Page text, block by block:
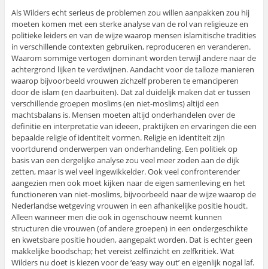
Als Wilders echt serieus de problemen zou willen aanpakken zou hij
moeten komen met een sterke analyse van de rol van religieuze en
politieke leiders en van de wijze waarop mensen islamitische tradities
in verschillende contexten gebruiken, reproduceren en veranderen.
Waarom sommige vertogen dominant worden terwijl andere naar de
achtergrond lijken te verdwijnen. Aandacht voor de talloze manieren
waarop bijvoorbeeld vrouwen zichzelf proberen te emanciperen
door de islam (en daarbuiten). Dat zal duidelijk maken dat er tussen
verschillende groepen moslims (en niet-moslims) altijd een
machtsbalans is. Mensen moeten altijd onderhandelen over de
definitie en interpretatie van ideeen, praktijken en ervaringen die een
bepaalde religie of identiteit vormen. Religie en identiteit zijn
voortdurend onderwerpen van onderhandeling. Een politiek op
basis van een dergelijke analyse zou veel meer zoden aan de dijk
zetten, maar is wel veel ingewikkelder. Ook veel confronterender
aangezien men ook moet kijken naar de eigen samenleving en het
functioneren van niet-moslims, bijvoorbeeld naar de wijze waarop de
Nederlandse wetgeving vrouwen in een afhankelijke positie houdt.
Alleen wanneer men die ook in ogenschouw neemt kunnen
structuren die vrouwen (of andere groepen) in een ondergeschikte
en kwetsbare positie houden, aangepakt worden. Dat is echter geen
makkelijke boodschap; het vereist zelfinzicht en zelfkritiek. Wat
Wilders nu doet is kiezen voor de ‘easy way out’ en eigenlijk nogal laf.